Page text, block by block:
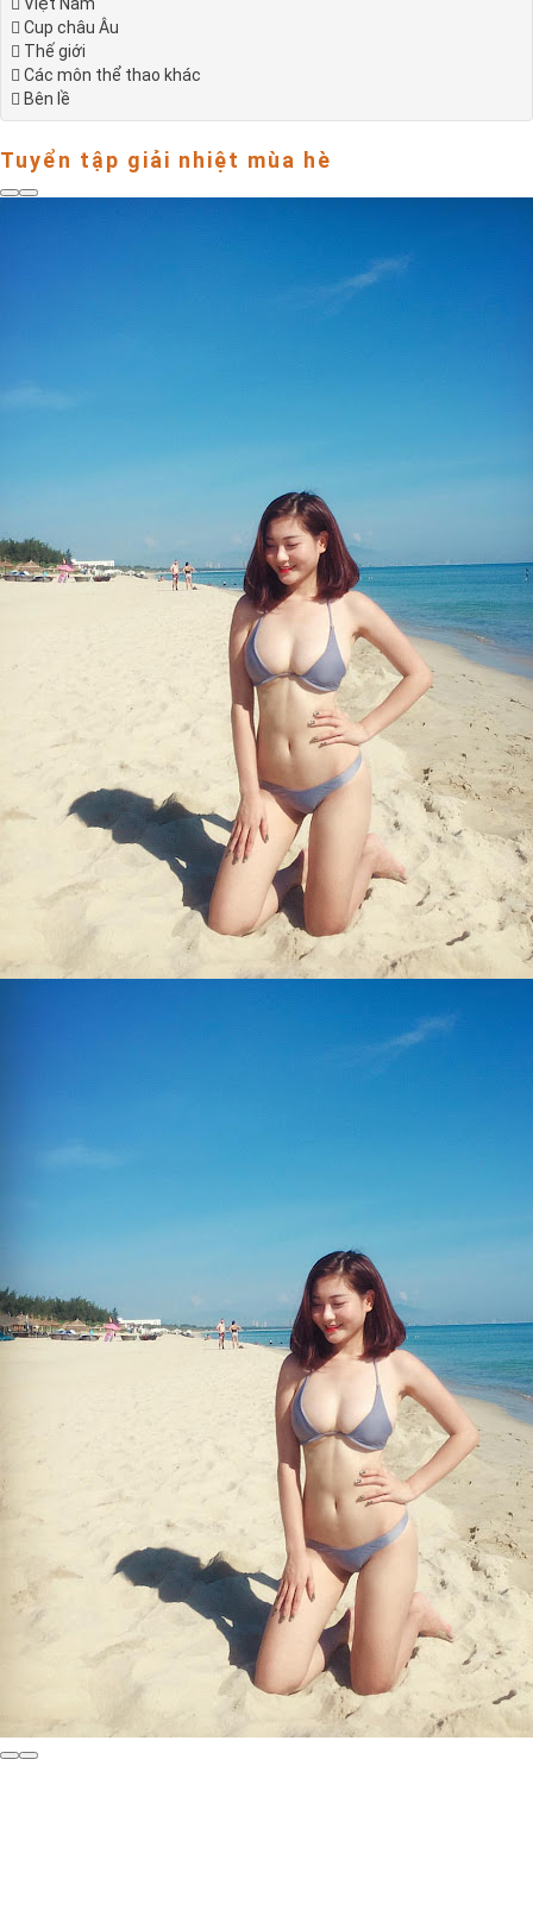
Cup châu Âu
Thế giới
Các môn thể thao khác
Bên lề
Tuyển tập giải nhiệt mùa hè